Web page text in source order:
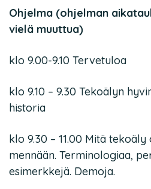
Ohjelma (ohjelman
vielä muuttua)
klo 9.00-9.10 Tervetuloa
klo 9.10 – 9.30 Tekoälyn
historia
klo 9.30 – 11.00 Mitä
mennään. Terminologiaa,
esimerkkejä. Demoja.